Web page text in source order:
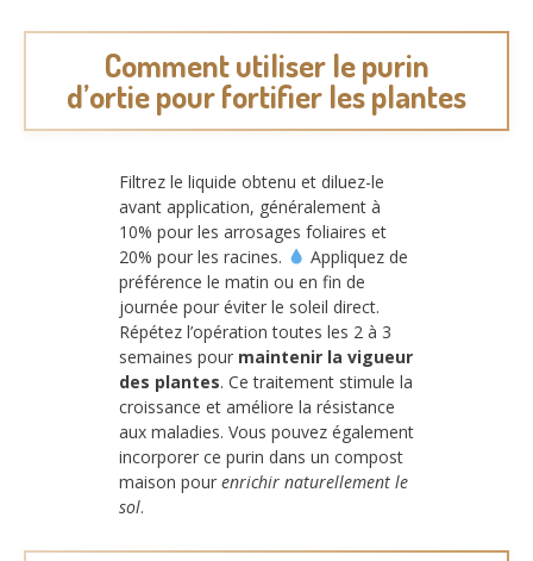
Comment utiliser le purin
d’ortie pour fortifier les plantes
Filtrez le liquide obtenu et diluez-le
avant application, généralement à
10% pour les arrosages foliaires et
20% pour les racines.
Appliquez de
préférence le matin ou en fin de
journée pour éviter le soleil direct.
Répétez l’opération toutes les 2 à 3
semaines pour maintenir la vigueur
des plantes. Ce traitement stimule la
croissance et améliore la résistance
aux maladies. Vous pouvez également
incorporer ce purin dans un compost
maison pour enrichir naturellement le
sol.